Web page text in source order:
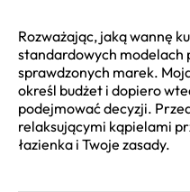
Rozważając, jaką wannę
standardowych modelach
sprawdzonych marek.
określ budżet i dopiero
podejmować decyzji.
relaksującymi kąpielami
łazienka i Twoje zasady.